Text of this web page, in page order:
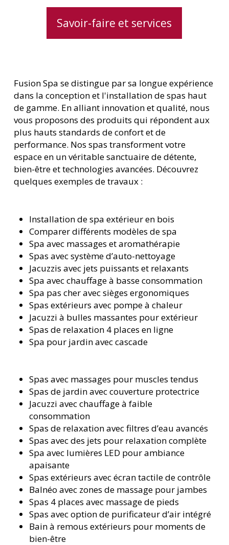
Savoir-faire et services
Fusion Spa se distingue par sa longue expérience
dans la conception et l'installation de spas haut
de gamme. En alliant innovation et qualité, nous
vous proposons des produits qui répondent aux
plus hauts standards de confort et de
performance. Nos spas transforment votre
espace en un véritable sanctuaire de détente,
bien-être et technologies avancées. Découvrez
quelques exemples de travaux :
Installation de spa extérieur en bois
Comparer différents modèles de spa
Spa avec massages et aromathérapie
Spas avec système d’auto-nettoyage
Jacuzzis avec jets puissants et relaxants
Spa avec chauffage à basse consommation
Spa pas cher avec sièges ergonomiques
Spas extérieurs avec pompe à chaleur
Jacuzzi à bulles massantes pour extérieur
Spas de relaxation 4 places en ligne
Spa pour jardin avec cascade
Spas avec massages pour muscles tendus
Spas de jardin avec couverture protectrice
Jacuzzi avec chauffage à faible
consommation
Spas de relaxation avec filtres d’eau avancés
Spas avec des jets pour relaxation complète
Spa avec lumières LED pour ambiance
apaisante
Spas extérieurs avec écran tactile de contrôle
Balnéo avec zones de massage pour jambes
Spas 4 places avec massage de pieds
Spas avec option de purificateur d’air intégré
Bain à remous extérieurs pour moments de
bien-être